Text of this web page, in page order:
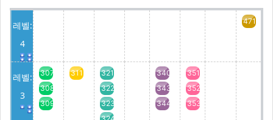
레벨:
4
471
레벨:
3
307
308
309
311
321
322
323
340
343
344
351
352
353